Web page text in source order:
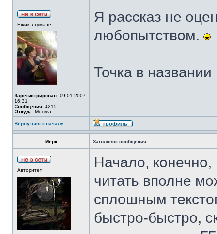
Ёжик в тумане
Зарегистрирован: 09.01.2007
16:31
Сообщения: 4215
Откуда: Москва
Я рассказ не
любопытством.
Точка в названии
Вернуться к началу
Мёрк Заголовок сообщения:
Авторитет
Начало,
читать вполне
сплошным
быстро-быстро,